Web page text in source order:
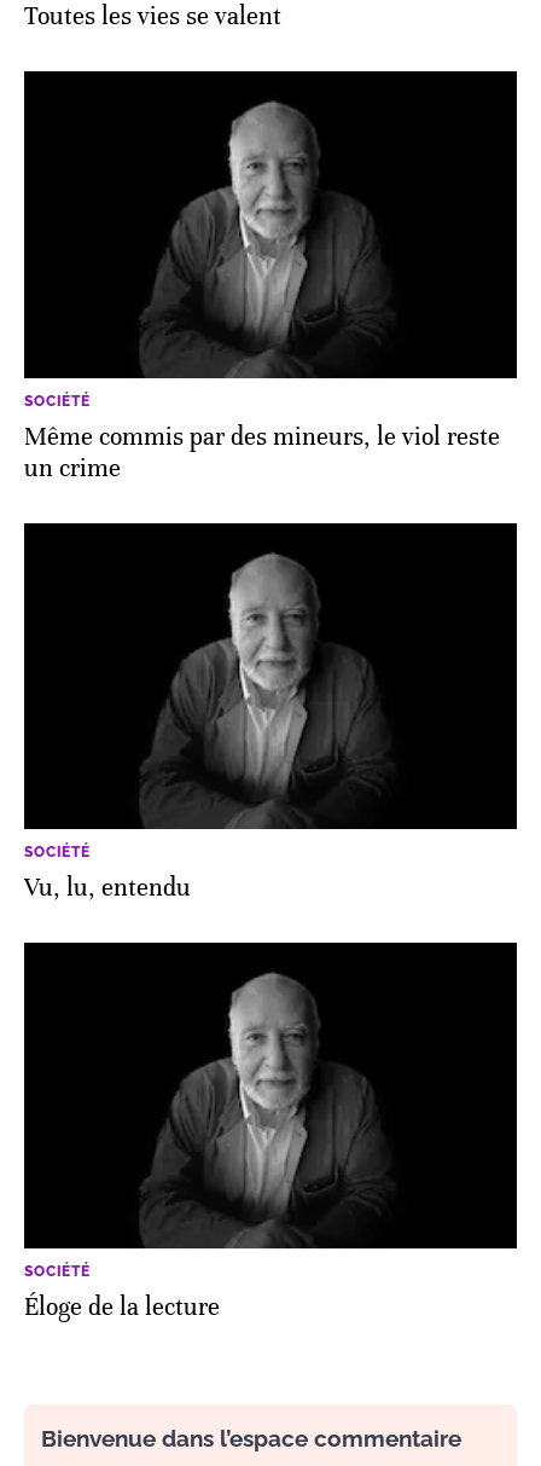
Toutes les vies se valent
SOCIÉTÉ
Même commis par des mineurs, le viol reste
un crime
SOCIÉTÉ
Vu, lu, entendu
SOCIÉTÉ
Éloge de la lecture
Bienvenue dans l’espace commentaire